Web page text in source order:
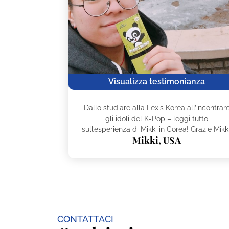
Visualizza testimonianza
Dallo studiare alla Lexis Korea
gli idoli del K-Pop – leggi tutto
sull’esperienza di Mikki in Corea! Grazie
Mikki, USA
CONTATTACI